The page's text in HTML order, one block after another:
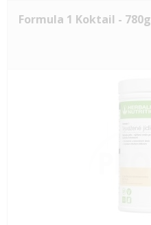
Formula 1 Koktail - 780g